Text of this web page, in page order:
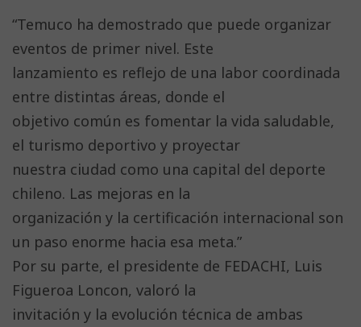
“Temuco ha demostrado que puede organizar
eventos de primer nivel. Este
lanzamiento es reflejo de una labor coordinada
entre distintas áreas, donde el
objetivo común es fomentar la vida saludable,
el turismo deportivo y proyectar
nuestra ciudad como una capital del deporte
chileno. Las mejoras en la
organización y la certificación internacional son
un paso enorme hacia esa meta.”
Por su parte, el presidente de FEDACHI, Luis
Figueroa Loncon, valoró la
invitación y la evolución técnica de ambas